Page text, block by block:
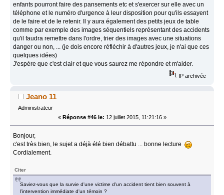
enfants pourront faire des pansements etc et s'exercer sur elle avec un
téléphone et le numéro d'urgence à leur disposition pour qu'ils essayent
de le faire et de le retenir. Il y aura également des petits jeux de table
comme par exemple des images séquentiels représentant des accidents
qu'il faudra remettre dans l'ordre, trier des images avec une situations
danger ou non, ... (je dois encore réfléchir à d'autres jeux, je n'ai que ces
quelques idées)
J'espère que c'est clair et que vous saurez me répondre et m'aider.
IP archivée
Jeano 11
Administrateur
« Réponse #46 le: 12 juillet 2015, 11:21:16 »
Bonjour,
c'est très bien, le sujet a déjà été bien débattu ... bonne lecture
Cordialement.
Citer
Saviez-vous que la survie d'une victime d'un accident tient bien souvent à
l'intervention immédiate d'un témoin ?